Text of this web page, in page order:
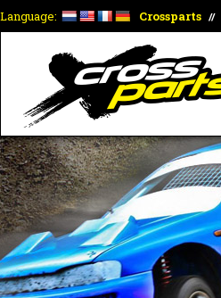
Language: Crossparts //